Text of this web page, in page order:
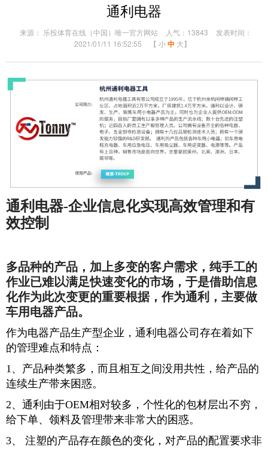
通利电器
来源： 乐投体育在线（中国）唯一官方网站 人气：13843
发表时间：
2021/01/11 16:52:55
【 小中 大】
通利电器-企业信息化实现高效管理和有
效控制
多品种的产品，加上多变的客户需求，纯手工的
作业已难以满足快速变化的市场，于是借助信息
化作为此次变更的重要根据，作为通利，主要做
车用电器产品。
作为电器产品生产型企业，通利电器公司存在着如下
的管理难点和特点：
1、产品种类繁多，而且相互之间没用共性，给产品的
连续生产带来困惑。
2、通利由于OEM相对较多，个性化的包材层出不穷，
给下单、领料及管理带来非常大的困惑。
3、 注塑的产品存在颜色的变化，对产品的配置要求非